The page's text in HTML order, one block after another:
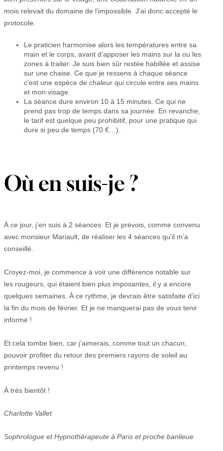
mois relevait du domaine de l’impossible. J’ai donc accepté le
protocole.
Le praticien harmonise alors les températures entre sa
main et le corps, avant d’apposer les mains sur la ou les
zones à traiter. Je suis bien sûr restée habillée et assise
sur une chaise. Ce que je ressens à chaque séance
c’est une espèce de chaleur qui circule entre ses mains
et mon visage.
La séance dure environ 10 à 15 minutes. Ce qui ne
prend pas trop de temps dans sa journée. En revanche,
le tarif est quelque peu prohibitif, pour une pratique qui
dure si peu de temps (70 €…).
Où en suis-je ?
À ce jour, j’en suis à 2 séances. Et je prévois, comme convenu
avec monsieur Mariault, de réaliser les 4 séances qu’il m’a
conseillé.
Croyez-moi, je commence à voir une différence notable sur
les rougeurs, qui étaient bien plus imposantes, il y a encore
quelques semaines. À ce rythme, je devrais être satisfaite d’ici
la fin du mois de février. Et je ne manquerai pas de vous tenir
informé !
Et cela tombe bien, car j’aimerais, comme tout un chacun,
pouvoir profiter du retour des premiers rayons de soleil au
printemps revenu !
À très bientôt !
Charlotte Vallet
Sophrologue et Hypnothérapeute à Paris et proche banlieue